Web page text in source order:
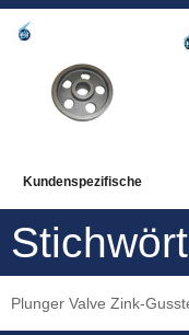
Kundenspezifische
Aluminium-
Druckgussteile
Plunger Valve Zink-